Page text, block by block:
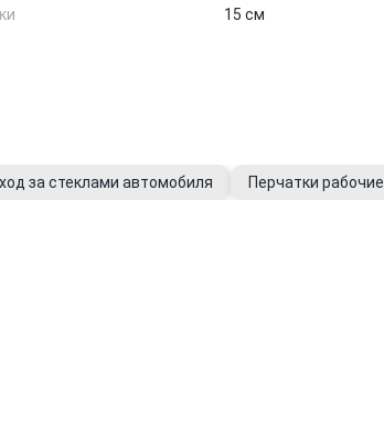
15 см
за стеклами автомобиля Перчатки рабочие